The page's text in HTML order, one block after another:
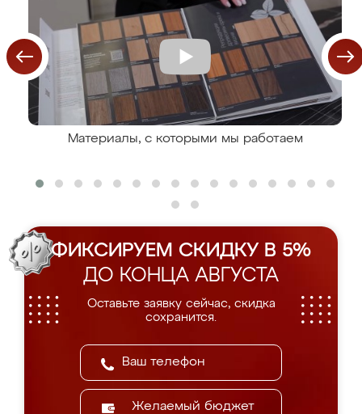
Материалы, с которыми мы работаем
ФИКСИРУЕМ СКИДКУ В 5%
ДО КОНЦА АВГУСТА
Оставьте заявку сейчас, скидка
сохранится.
Желаемый бюджет